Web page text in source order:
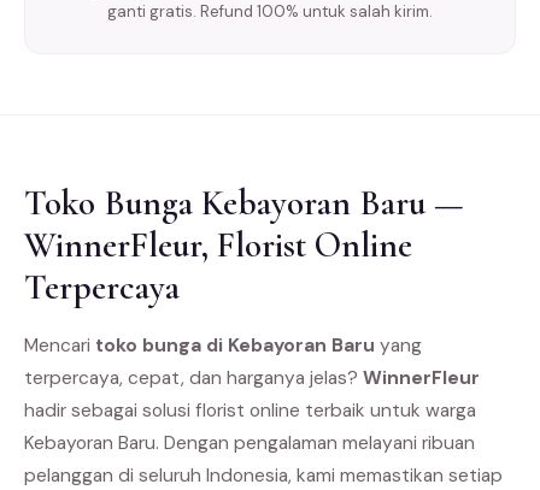
ganti gratis. Refund 100% untuk salah kirim.
Toko Bunga Kebayoran Baru —
WinnerFleur, Florist Online
Terpercaya
Mencari toko bunga di Kebayoran Baru yang
terpercaya, cepat, dan harganya jelas? WinnerFleur
hadir sebagai solusi florist online terbaik untuk warga
Kebayoran Baru. Dengan pengalaman melayani ribuan
pelanggan di seluruh Indonesia, kami memastikan setiap